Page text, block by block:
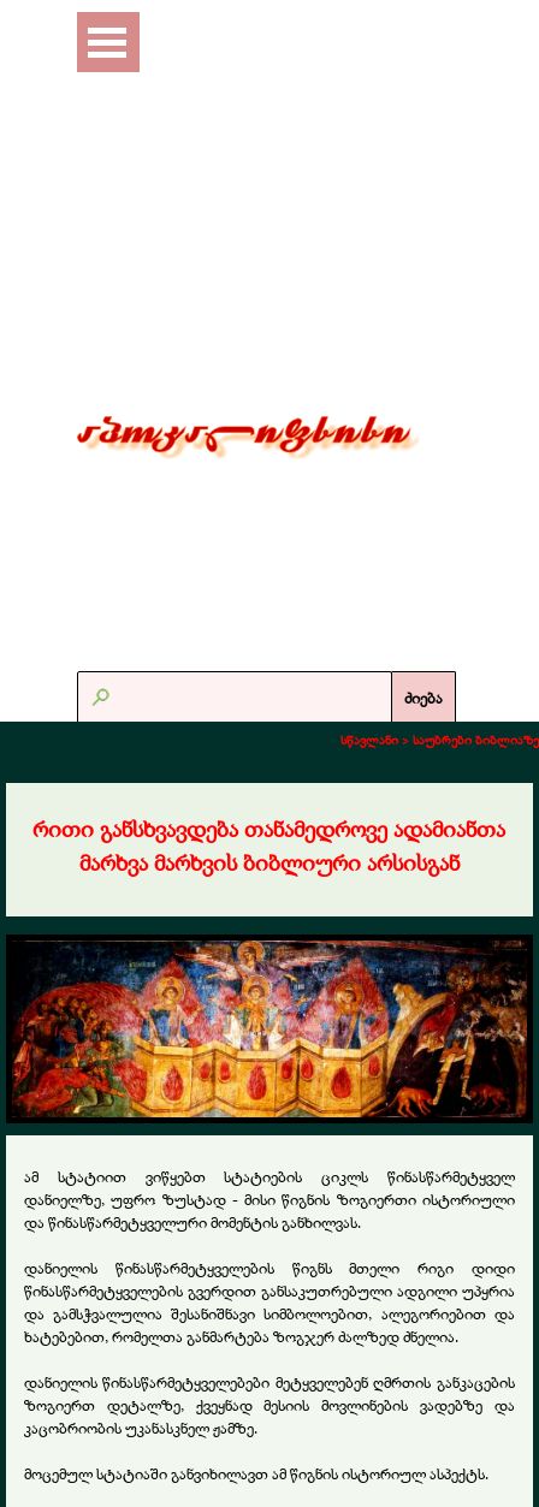
Перейти к контенту
Пропустить меню
ძიება
სწავლანი > საუბრები ბიბლიაზე
რითი განსხვავდება თანამედროვე ადამიანთა
მარხვა მარხვის ბიბლიური არსისგან
ამ სტატიით ვიწყებთ სტატიების ციკლს წინასწარმეტყველ
დანიელზე, უფრო ზუსტად - მისი წიგნის ზოგიერთი ისტორიული
და წინასწარმეტყველური მომენტის განხილვას.
დანიელის წინასწარმეტყველების წიგნს მთელი რიგი დიდი
წინასწარმეტყველების გვერდით განსაკუთრებული ადგილი უპყრია
და გამსჭვალულია შესანიშნავი სიმბოლოებით, ალეგორიებით და
ხატებებით, რომელთა განმარტება ზოგჯერ ძალზედ ძნელია.
დანიელის წინასწარმეტყველებები მეტყველებენ ღმრთის განკაცების
ზოგიერთ დეტალზე, ქვეყნად მესიის მოვლინების ვადებზე და
კაცობრიობის უკანასკნელ ჟამზე.
მოცემულ სტატიაში განვიხილავთ ამ წიგნის ისტორიულ ასპექტს.